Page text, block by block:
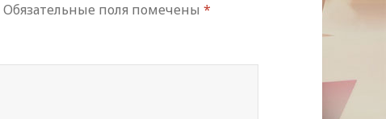
Обязательные поля помечены*